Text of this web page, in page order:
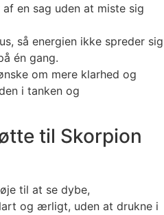
en sag uden at miste sig
så energien ikke spreder sig
én gang.
om mere klarhed og
i tanken og
til Skorpion
til at se dybe,
og ærligt, uden at drukne i